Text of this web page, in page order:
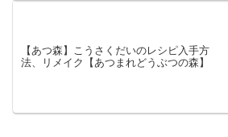
【あつ森】こうさくだいのレシピ入手方
法、リメイク【あつまれどうぶつの森】